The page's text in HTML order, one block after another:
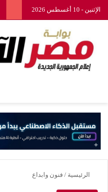
الإثنين - 10 أغسطس 2026
الرئيسية / فنون وابداع